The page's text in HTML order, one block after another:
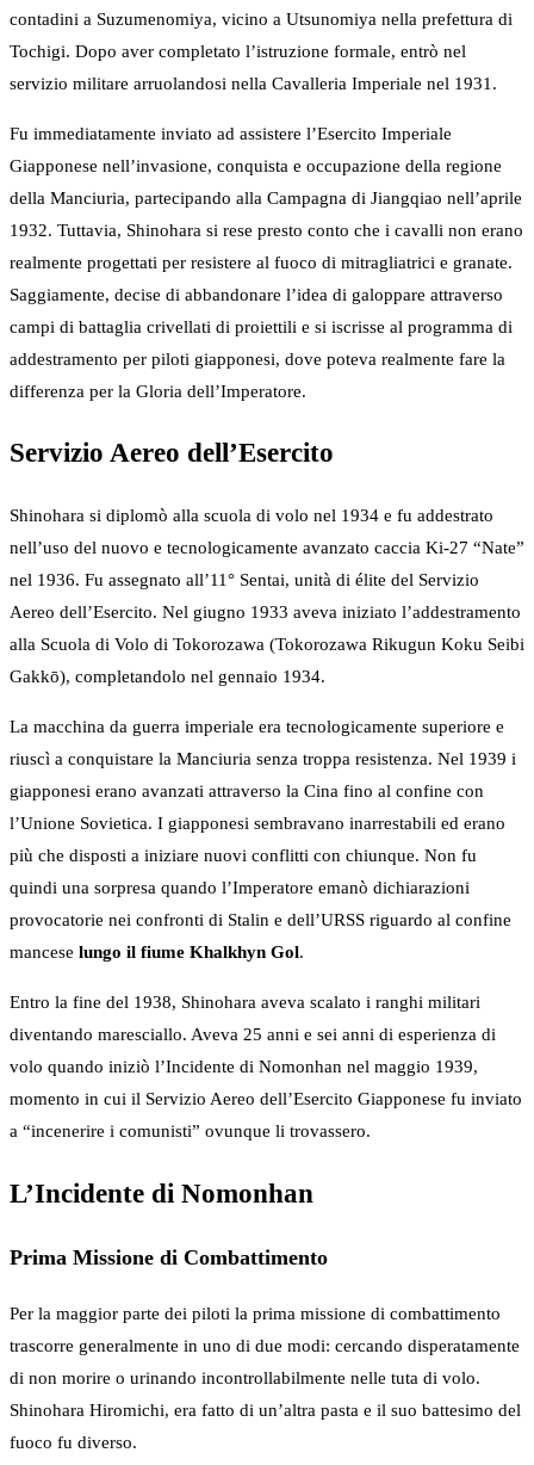
contadini a Suzumenomiya, vicino a Utsunomiya nella prefettura di
Tochigi. Dopo aver completato l’istruzione formale, entrò nel
servizio militare arruolandosi nella Cavalleria Imperiale nel 1931.
Fu immediatamente inviato ad assistere l’Esercito Imperiale
Giapponese nell’invasione, conquista e occupazione della regione
della Manciuria, partecipando alla Campagna di Jiangqiao nell’aprile
1932. Tuttavia, Shinohara si rese presto conto che i cavalli non erano
realmente progettati per resistere al fuoco di mitragliatrici e granate.
Saggiamente, decise di abbandonare l’idea di galoppare attraverso
campi di battaglia crivellati di proiettili e si iscrisse al programma di
addestramento per piloti giapponesi, dove poteva realmente fare la
differenza per la Gloria dell’Imperatore.
Servizio Aereo dell’Esercito
Shinohara si diplomò alla scuola di volo nel 1934 e fu addestrato
nell’uso del nuovo e tecnologicamente avanzato caccia Ki-27 “Nate”
nel 1936. Fu assegnato all’11° Sentai, unità di élite del Servizio
Aereo dell’Esercito. Nel giugno 1933 aveva iniziato l’addestramento
alla Scuola di Volo di Tokorozawa (Tokorozawa Rikugun Koku Seibi
Gakkō), completandolo nel gennaio 1934.
La macchina da guerra imperiale era tecnologicamente superiore e
riuscì a conquistare la Manciuria senza troppa resistenza. Nel 1939 i
giapponesi erano avanzati attraverso la Cina fino al confine con
l’Unione Sovietica. I giapponesi sembravano inarrestabili ed erano
più che disposti a iniziare nuovi conflitti con chiunque. Non fu
quindi una sorpresa quando l’Imperatore emanò dichiarazioni
provocatorie nei confronti di Stalin e dell’URSS riguardo al confine
mancese lungo il fiume Khalkhyn Gol.
Entro la fine del 1938, Shinohara aveva scalato i ranghi militari
diventando maresciallo. Aveva 25 anni e sei anni di esperienza di
volo quando iniziò l’Incidente di Nomonhan nel maggio 1939,
momento in cui il Servizio Aereo dell’Esercito Giapponese fu inviato
a “incenerire i comunisti” ovunque li trovassero.
L’Incidente di Nomonhan
Prima Missione di Combattimento
Per la maggior parte dei piloti la prima missione di combattimento
trascorre generalmente in uno di due modi: cercando disperatamente
di non morire o urinando incontrollabilmente nelle tuta di volo.
Shinohara Hiromichi, era fatto di un’altra pasta e il suo battesimo del
fuoco fu diverso.